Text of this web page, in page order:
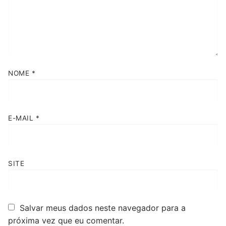
NOME *
E-MAIL *
SITE
Salvar meus dados neste navegador para a
próxima vez que eu comentar.